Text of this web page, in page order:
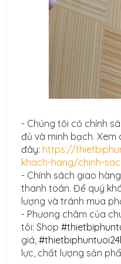
- Chúng tôi có chính
đủ và minh bạch.
đây: https://
khach-hang/chinh-
- Chính sách giao
thanh toán. Để quý
lượng và tránh mua
- Phương châm của
tôi: Shop
giá,
lực, chất lượng sản